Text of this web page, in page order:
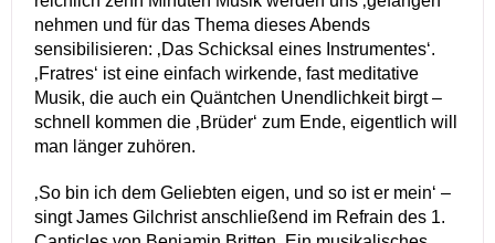
nehmen und für das Thema dieses Abends
sensibilisieren: ‚Das Schicksal eines Instrumentes‘.
‚Fratres‘ ist eine einfach wirkende, fast meditative
Musik, die auch ein Quäntchen Unendlichkeit birgt –
schnell kommen die ‚Brüder‘ zum Ende, eigentlich will
man länger zuhören.
‚So bin ich dem Geliebten eigen, und so ist er mein‘ –
singt James Gilchrist anschließend im Refrain des 1.